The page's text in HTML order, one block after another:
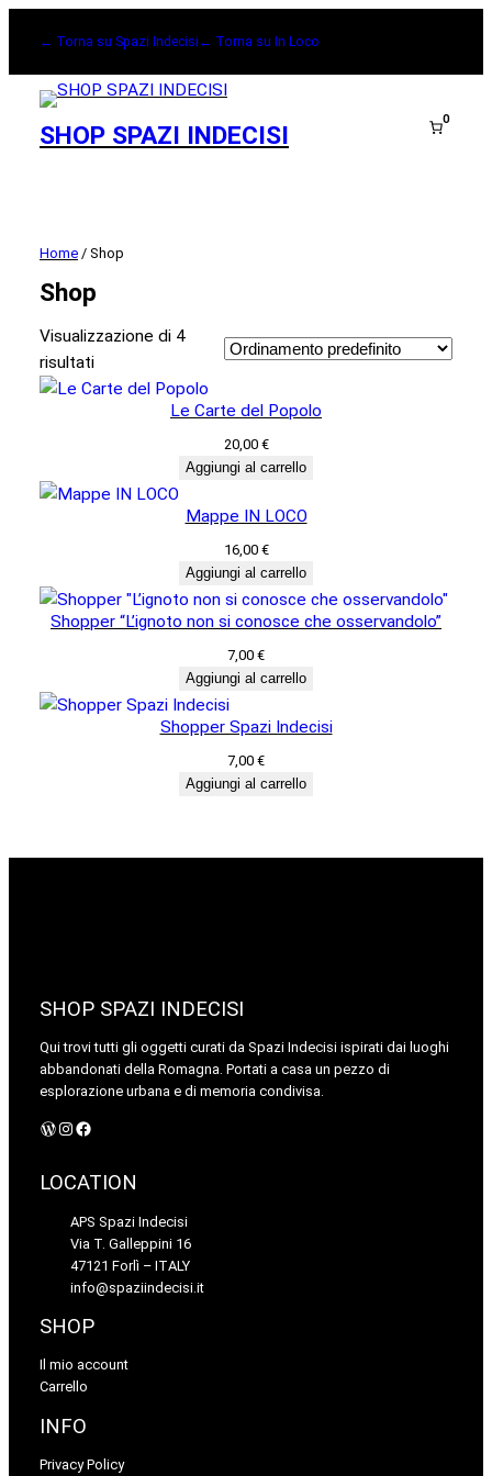
← Torna su Spazi Indecisi ← Torna su In Loco
SHOP SPAZI INDECISI
0
Home / Shop
Shop
Visualizzazione di 4
risultati
Le Carte del Popolo
20,00 €
Aggiungi al carrello
Mappe IN LOCO
16,00 €
Aggiungi al carrello
Shopper “L’ignoto non si conosce che osservandolo”
7,00 €
Aggiungi al carrello
Shopper Spazi Indecisi
7,00 €
Aggiungi al carrello
SHOP SPAZI INDECISI
Qui trovi tutti gli oggetti curati da Spazi Indecisi ispirati dai luoghi
abbandonati della Romagna. Portati a casa un pezzo di
esplorazione urbana e di memoria condivisa.
WordPress Instagram Facebook
LOCATION
APS Spazi Indecisi
Via T. Galleppini 16
47121 Forlì – ITALY
info@spaziindecisi.it
SHOP
Il mio account
Carrello
INFO
Privacy Policy